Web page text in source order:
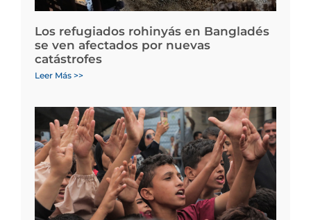
Los refugiados rohinyás en Bangladés
se ven afectados por nuevas
catástrofes
Leer Más >>